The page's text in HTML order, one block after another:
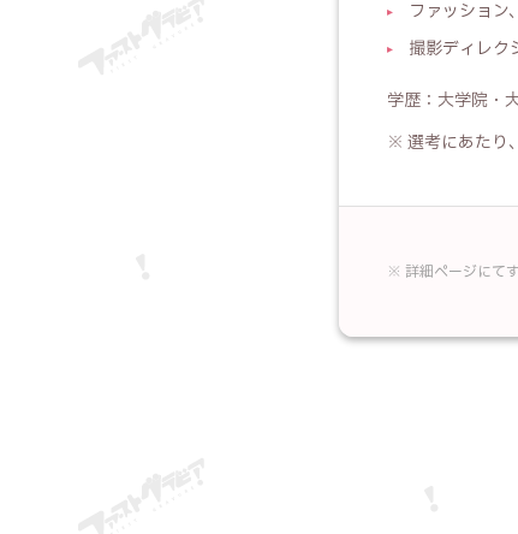
ファッション
撮影ディレク
学歴：大学院・
※ 選考にあたり
※ 詳細ページにて